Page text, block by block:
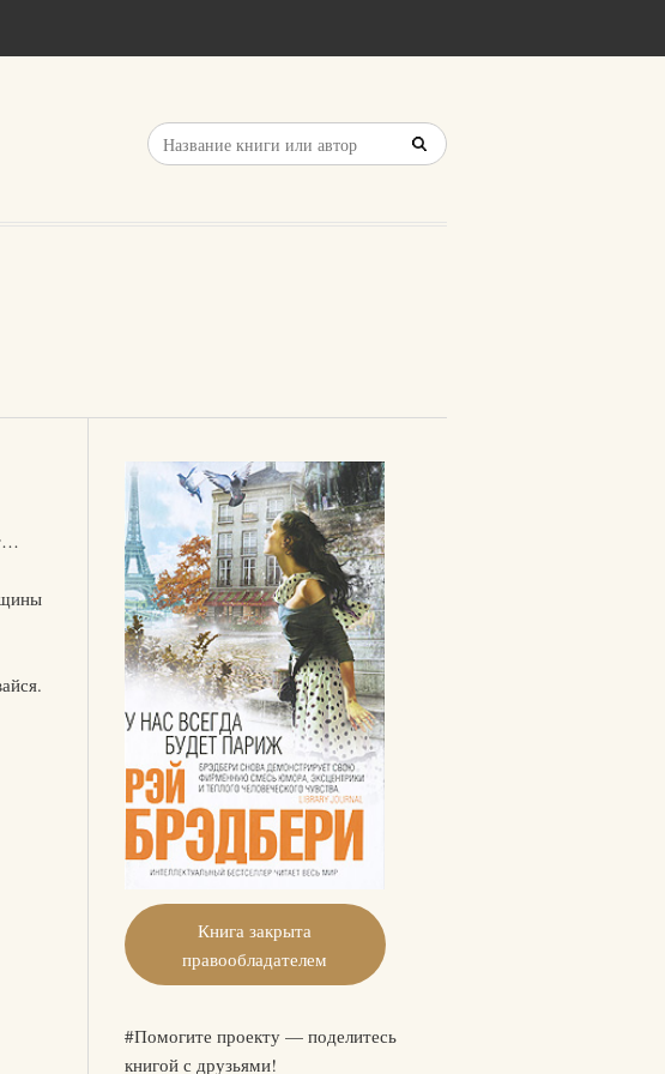
Книга закрыта
правообладателем
#Помогите проекту — поделитесь
книгой с друзьями!